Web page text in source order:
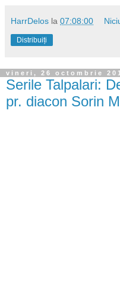
HarrDelos la 07:08:00
Distribuiți
vineri, 26 octombrie
Serile Talpalari:
pr. diacon Sorin